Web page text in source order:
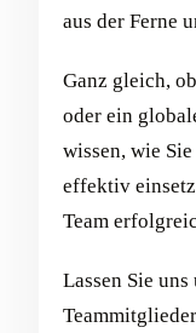
aus der Ferne
Ganz gleich,
oder ein
wissen, wie
effektiv
Team
Lassen Sie